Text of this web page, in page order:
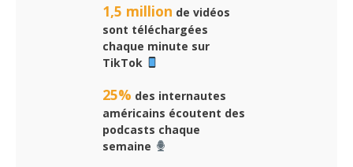
1,5 million de vidéos
sont téléchargées
chaque minute sur
TikTok
25% des internautes
américains écoutent des
podcasts chaque
semaine